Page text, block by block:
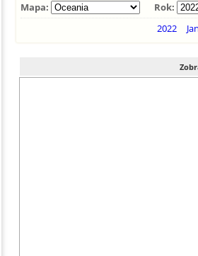
Mapa:
Rok:
2022